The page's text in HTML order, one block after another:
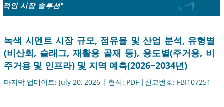
적인 시장 솔루션"
녹색 시멘트 시장 규모, 점유율 및 산업 분석, 유형별
(비산회, 슬래그, 재활용 골재 등), 용도별(주거용, 비
주거용 및 인프라) 및 지역 예측(2026~2034년)
마지막 업데이트: July 20, 2026 | 형식: PDF |신고번호: FBI107251